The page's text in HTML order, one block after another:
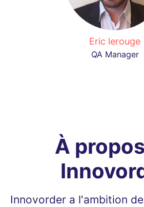
Eric lerouge
QA Manager
À
Innovorder a l'ambition